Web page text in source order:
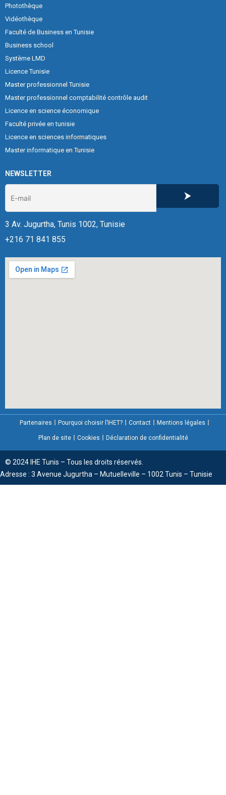
Photothèque
Vidéothèque
Faculté de Business en Tunisie
Business school
Système LMD
Licence Tunisie
Master professionnel Tunisie
Master professionnel comptabilité contrôle audit
Licence en science économique
Faculté privée en tunisie
Licence en sciences informatiques
Master informatique en Tunisie
NEWSLETTER
3 Av. Jugurtha, Tunis 1002, Tunisie
+216 71 841 855
Partenaires Pourquoi choisir l’IHET? Contact Mentions légales
Plan de site Cookies Déclaration de confidentialité
© 2024 IHE Tunis – Tous les droits réservés.
Adresse : 3 Avenue Jugurtha – Mutuelleville – 1002 Tunis – Tunisie